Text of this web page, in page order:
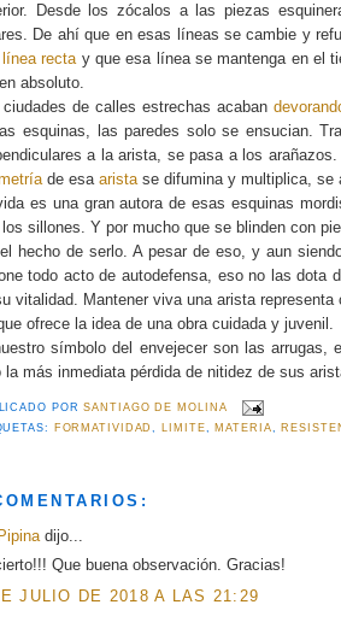
Desde los zócalos a las piezas
De ahí que en esas líneas se cambie y
recta y que esa línea se mantenga en el
absoluto.
ciudades de calles estrechas acaban
esquinas, las paredes solo se ensucian.
a la arista, se pasa a los
de esa aristase difumina y multiplica, se
es una gran autora de esas esquinas
sillones. Y por mucho que se blinden con
hecho de serlo. A pesar de eso, y aun
todo acto de autodefensa, eso no las dota
vitalidad. Mantener viva una arista
ofrece la idea de una obra cuidada y juvenil.
símbolo del envejecer son las arrugas,
la más inmediata pérdida de nitidez de sus
PORSANTIAGO DE MOLINA
FORMATIVIDAD, LIMITE, MATERIA,
Pipinadijo...
Que buena observación. Gracias!
JULIO DE 2018 A LAS 21:29